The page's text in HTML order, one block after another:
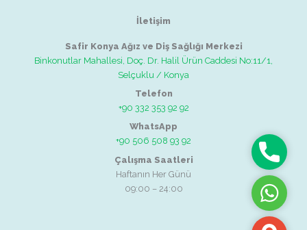
İletişim
Safir Konya Ağız ve Diş Sağlığı Merkezi
Binkonutlar Mahallesi, Doç. Dr. Halil Ürün Caddesi No:11/1,
Selçuklu / Konya
Telefon
+90 332 353 92 92
WhatsApp
+90 506 508 93 92
Çalışma Saatleri
Haftanın Her Günü
09:00 – 24:00
Telefon